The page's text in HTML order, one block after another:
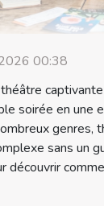
00:38
soirée en une
genres,
sans un
découvrir